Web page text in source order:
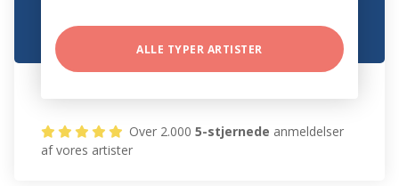
ALLE TYPER ARTISTER
Over 2.0005-stjernede anmeldelser
af vores artister